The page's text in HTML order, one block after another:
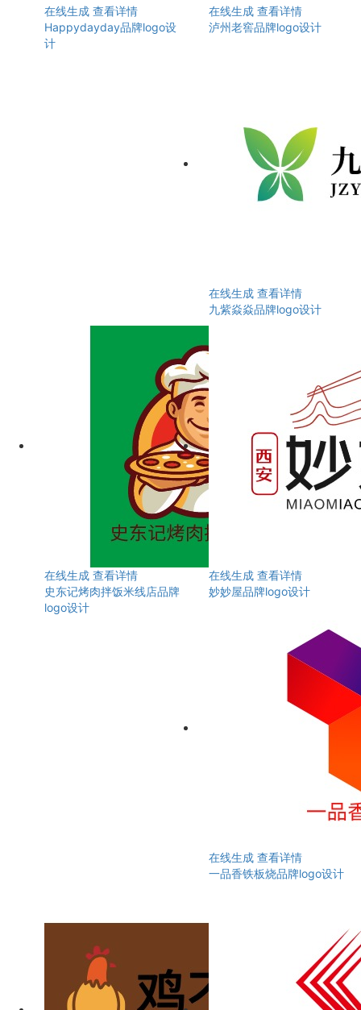
在线生成 查看详情
Happydayday品牌logo设
计
在线生成 查看详情
泸州老窖品牌logo设计
在线生成 查看详情
九紫焱焱品牌logo设计
在线生成 查看详情
史东记烤肉拌饭米线店品牌
logo设计
在线生成 查看详情
妙妙屋品牌logo设计
在线生成 查看详情
一品香铁板烧品牌logo设计